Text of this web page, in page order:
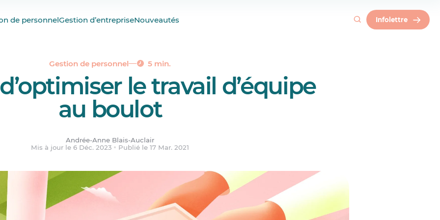
de personnelGestion d’entrepriseNouveautés Infolettre
Gestion de personnel 5 min.
le travail d’équipe
au boulot
Andrée-Anne Blais-Auclair
Mis à jour le 6 Déc. 2023
Publié le 17 Mar. 2021
règles de conduite
manager/salarié pour faciliter le travail d’équipe
dans l’équipe
un sport d’équipe
affaire de relations